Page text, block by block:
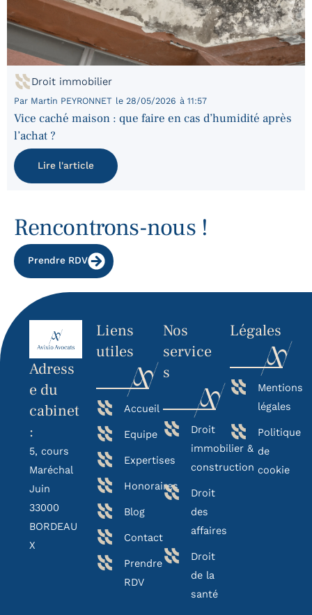
Droit immobilier
Par Martin PEYRONNET le 28/05/2026 à 11:57
Vice caché maison : que faire en cas d’humidité après
l’achat ?
Lire l'article
Rencontrons-nous !
Prendre RDV
Adress
e du
cabinet
:
5, cours
Maréchal
Juin
33000
BORDEAU
X
Liens
utiles
Accueil
Equipe
Expertises
Honoraires
Blog
Contact
Prendre
RDV
Nos
service
s
Droit
immobilier &
construction
Droit
des
affaires
Droit
de la
santé
Légales
Mentions
légales
Politique
de
cookie